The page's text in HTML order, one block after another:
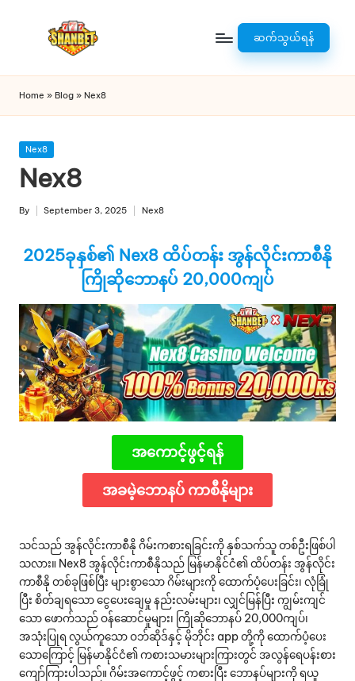
s
h
a
n
b
e
7
7.
c
o
m
ဆက်သွယ်ရန်
Home » Blog » Nex8
Posted
Nex8
Nex8
Posted
By September 3, 2025 Nex8
2025ခုနှစ်၏ Nex8 ထိပ်တန်း အွန်လိုင်းကာစီနို
ကြိုဆိုဘောနပ် 20,000ကျပ်
အကောင့်ဖွင့်ရန်
အခမဲ့ဘောနပ် ကာစီနိုများ
သင်သည် အွန်လိုင်းကာစီနို ဂိမ်းကစားရခြင်းကို နှစ်သက်သူ တစ်ဦးဖြစ်ပါ
သလား။ Nex8 အွန်လိုင်းကာစီနိုသည် မြန်မာနိုင်ငံ၏ ထိပ်တန်း အွန်လိုင်း
ကာစီနို တစ်ခုဖြစ်ပြီး များစွာသော ဂိမ်းများကို ထောက်ပံ့ပေးခြင်း၊ လုံခြုံ
ပြီး စိတ်ချရသော ငွေပေးချေမှု နည်းလမ်းများ၊ လျှင်မြန်ပြီး ကျွမ်းကျင်
သော ဖောက်သည် ဝန်ဆောင်မှုများ၊ ကြိုဆိုဘောနပ် 20,000ကျပ်၊
အသုံးပြုရ လွယ်ကူသော ဝဘ်ဆိုဒ်နှင့် မိုဘိုင်း app တို့ကို ထောက်ပံ့ပေး
သောကြောင့် မြန်မာနိုင်ငံ၏ ကစားသမားများကြားတွင် အလွန်‌ရေပန်းစား
ကျော်ကြားပါသည်။ ဂိမ်းအကောင့်ဖွင့် ကစားပြီး ဘောနပ်များကို ရယူ